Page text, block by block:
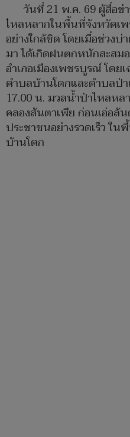
วันที่ 21 พ.ค. 69 ผู้สื่อข่
ไหลหลากในพื้นที่จังหวัดเพ
อย่างใกล้ชิด โดยเมื่อช่วง
มา ได้เกิดฝนตกหนักสะส
อำเภอเมืองเพชรบูรณ์ โดย
ตำบลบ้านโตกและตำบลป่า
17.00 น. มวลน้ำป่าไหลหล
คลองสันตาเพีย ก่อนเอ่อล้
ประชาชนอย่างรวดเร็ว ใ
บ้านโตก